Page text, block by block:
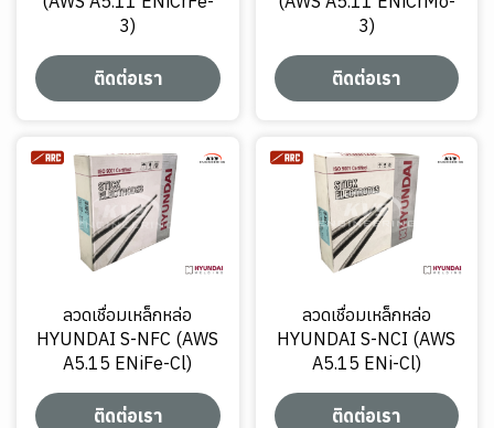
3)
ติดต่อเรา
3)
ติดต่อเรา
ลวดเชื่อมเหล็กหล่อ
HYUNDAI S-NFC (AWS
A5.15 ENiFe-Cl)
ติดต่อเรา
ลวดเชื่อมเหล็กหล่อ
HYUNDAI S-NCI (AWS
A5.15 ENi-Cl)
ติดต่อเรา